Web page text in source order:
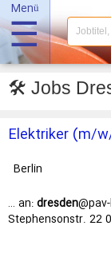
Menü
☰
🛠️ Jobs
Elektriker (m/
Berlin
… an:dresden
Stephensonstr. 22
Ihr Profil:
Elektriker